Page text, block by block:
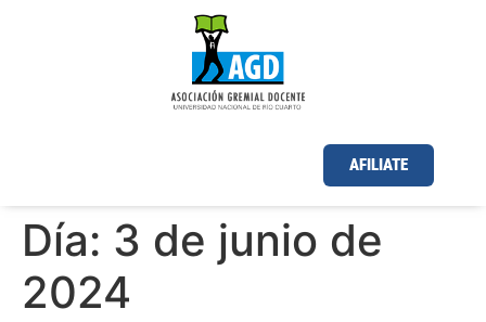
AFILIATE
Día: 3 de junio de
2024